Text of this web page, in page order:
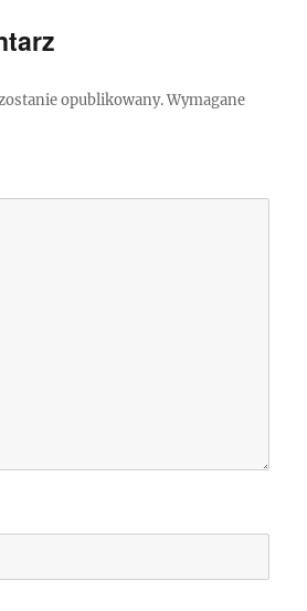
opublikowany. Wymagane